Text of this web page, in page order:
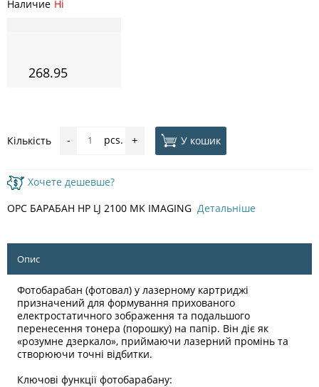
Наличие Ні
268.95
Кількість - pcs. + У кошик
Хочете дешевше?
OPC БАРАБАН HP LJ 2100 MK IMAGING Детальніше
Опис
Фотобарабан (фотовал) у лазерному картриджі
призначений для формування прихованого
електростатичного зображення та подальшого
перенесення тонера (порошку) на папір. Він діє як
«розумне дзеркало», приймаючи лазерний промінь та
створюючи точні відбитки.
Ключові функції фотобарабану: